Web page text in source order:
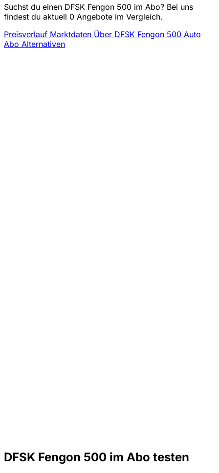
Suchst du einen DFSK Fengon 500 im Abo? Bei uns
findest du aktuell 0 Angebote im Vergleich.
Preisverlauf Marktdaten Über DFSK Fengon 500 Auto
Abo Alternativen
DFSK Fengon 500 im Abo testen